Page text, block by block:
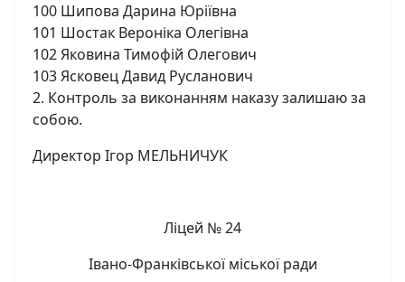
100 Шипова Дарина Юріївна
101 Шостак Вероніка Олегівна
102 Яковина Тимофій Олегович
103 Ясковец Давид Русланович
2. Контроль за виконанням наказу залишаю за
собою.
Директор Ігор МЕЛЬНИЧУК
Ліцей № 24
Івано-Франківської міської ради